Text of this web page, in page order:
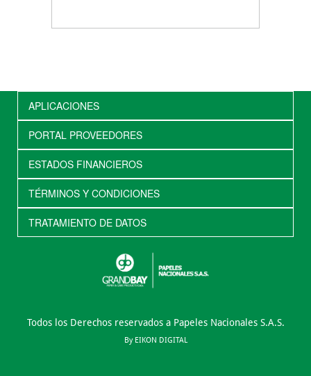
APLICACIONES
PORTAL PROVEEDORES
ESTADOS FINANCIEROS
TÉRMINOS Y CONDICIONES
TRATAMIENTO DE DATOS
Todos los Derechos reservados a Papeles Nacionales S.A.S.
By EIKON DIGITAL